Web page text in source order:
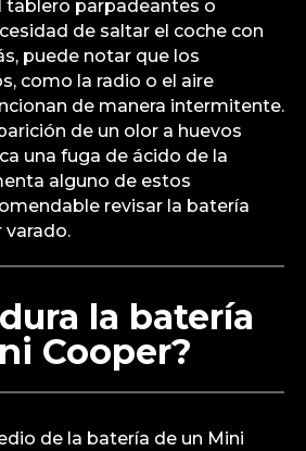
tablero parpadeantes o
de saltar el coche con
puede notar que los
como la radio o el aire
de manera intermitente.
de un olor a huevos
una fuga de ácido de la
alguno de estos
revisar la batería
varado.
la batería
Cooper?
de la batería de un Mini